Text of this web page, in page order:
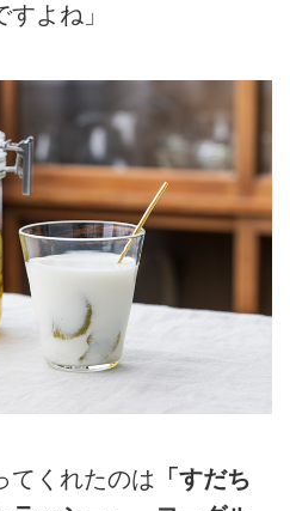
よね」
てくれたのは 「すだち